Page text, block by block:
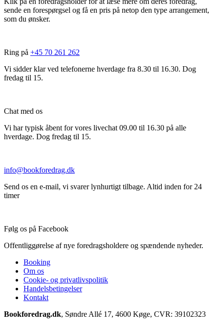
sende en forespørgsel og få en pris på netop den type arrangement,
som du ønsker.
Ring på +45 70 261 262
Vi sidder klar ved telefonerne hverdage fra 8.30 til 16.30. Dog
fredag til 15.
Chat med os
Vi har typisk åbent for vores livechat 09.00 til 16.30 på alle
hverdage. Dog fredag til 15.
info@bookforedrag.dk
Send os en e-mail, vi svarer lynhurtigt tilbage. Altid inden for 24
timer
Følg os på Facebook
Offentliggørelse af nye foredragsholdere og spændende nyheder.
Booking
Om os
Cookie- og privatlivspolitik
Handelsbetingelser
Kontakt
Bookforedrag.dk, Søndre Allé 17, 4600 Køge, CVR: 39102323